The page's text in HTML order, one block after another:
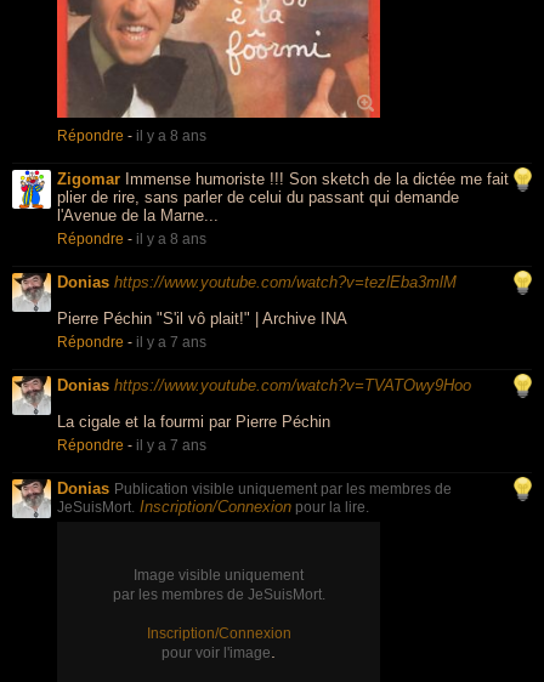
Répondre - il y a 8 ans
Zigomar Immense humoriste !!! Son sketch de la dictée me fait
plier de rire, sans parler de celui du passant qui demande
l'Avenue de la Marne...
Répondre - il y a 8 ans
Donias https://www.youtube.com/watch?v=tezlEba3mlM
Pierre Péchin "S'il vô plait!" | Archive INA
Répondre - il y a 7 ans
Donias https://www.youtube.com/watch?v=TVATOwy9Hoo
La cigale et la fourmi par Pierre Péchin
Répondre - il y a 7 ans
Donias Publication visible uniquement par les membres de
JeSuisMort. Inscription/Connexion pour la lire.
Image visible uniquement
par les membres de JeSuisMort.
Inscription/Connexion
pour voir l'image